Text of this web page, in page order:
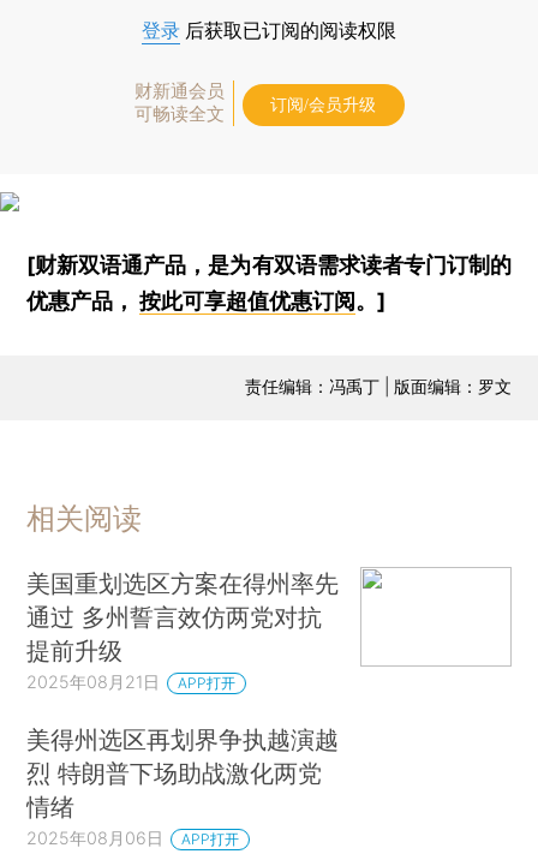
登录 后获取已订阅的阅读权限
财新通会员
可畅读全文
订阅/会员升级
[财新双语通产品，是为有双语需求读者专门订制的
优惠产品，按此可享超值优惠订阅 。]
责任编辑：冯禹丁 | 版面编辑：罗文
相关阅读
美国重划选区方案在得州率先
通过 多州誓言效仿两党对抗
提前升级
2025年08月21日 APP打开
美得州选区再划界争执越演越
烈 特朗普下场助战激化两党
情绪
2025年08月06日 APP打开